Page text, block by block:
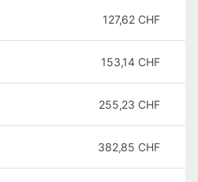
127,62 CHF
153,14 CHF
255,23 CHF
382,85 CHF